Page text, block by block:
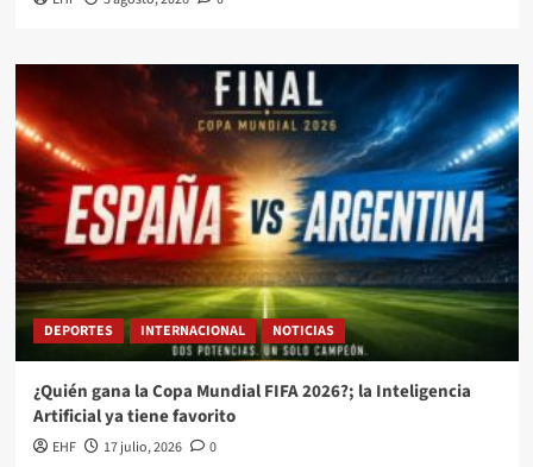
DEPORTES INTERNACIONAL NOTICIAS
¿Quién gana la Copa Mundial FIFA 2026?; la Inteligencia
Artificial ya tiene favorito
EHF 17 julio, 2026 0